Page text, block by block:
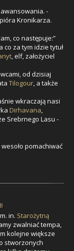
-
Kronikarza.
co następuje:”
za tym idzie tytuł
, elf, założyciel
od dzisiaj
Tilogour, a także
wkraczają nasi
Dirhavana,
Srebrnego Lasu -
pomachiwać
in. Starożytną
zwalniać tempa,
kolejne większe
stworzonych